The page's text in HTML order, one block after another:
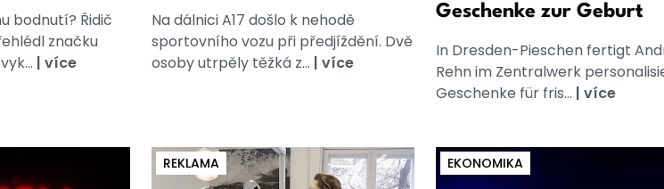
bodnutí? Řidič
značku
| více
Na dálnici A17 došlo k nehodě
sportovního vozu při předjíždění. Dvě
osoby utrpěly těžká z... | více
Geschenke zur Geburt
In Dresden-Pieschen fertigt
Rehn im Zentralwerk
Geschenke für fris... | více
REKLAMA EKONOMIKA